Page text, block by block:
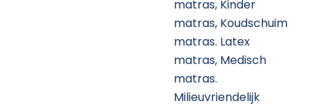
matras, Kinder
matras, Koudschuim
matras. Latex
matras, Medisch
matras.
Milieuvriendelijk